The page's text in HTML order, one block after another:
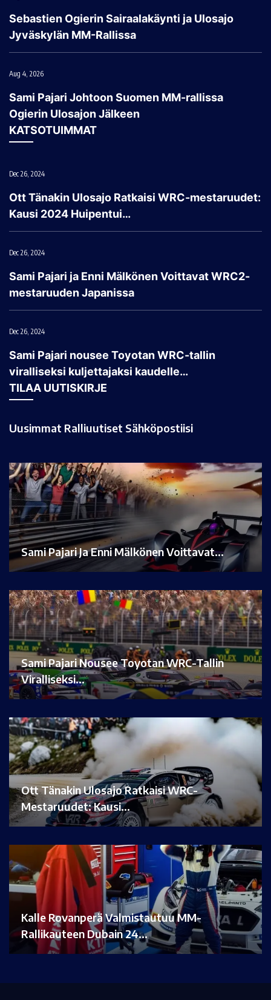
Sebastien Ogierin Sairaalakäynti ja Ulosajo
Jyväskylän MM-Rallissa
Aug 4, 2026
Sami Pajari Johtoon Suomen MM-rallissa
Ogierin Ulosajon Jälkeen
KATSOTUIMMAT
Dec 26, 2024
Ott Tänakin Ulosajo Ratkaisi WRC-mestaruudet:
Kausi 2024 Huipentui…
Dec 26, 2024
Sami Pajari ja Enni Mälkönen Voittavat WRC2-
mestaruuden Japanissa
Dec 26, 2024
Sami Pajari nousee Toyotan WRC-tallin
viralliseksi kuljettajaksi kaudelle…
TILAA UUTISKIRJE
Uusimmat Ralliuutiset Sähköpostiisi
Sami Pajari Ja Enni Mälkönen Voittavat…
Sami Pajari Nousee Toyotan WRC-Tallin
Viralliseksi…
Ott Tänakin Ulosajo Ratkaisi WRC-
Mestaruudet: Kausi…
Kalle Rovanperä Valmistautuu MM-
Rallikauteen Dubain 24…